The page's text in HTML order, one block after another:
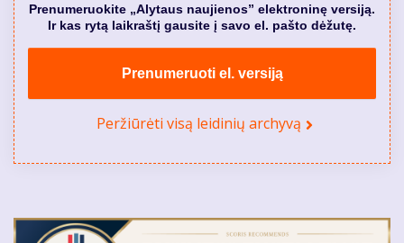
Prenumeruokite „Alytaus naujienos” elektroninę versiją.
Ir kas rytą laikraštį gausite į savo el. pašto dėžutę.
Prenumeruoti el. versiją
Peržiūrėti visą leidinių archyvą